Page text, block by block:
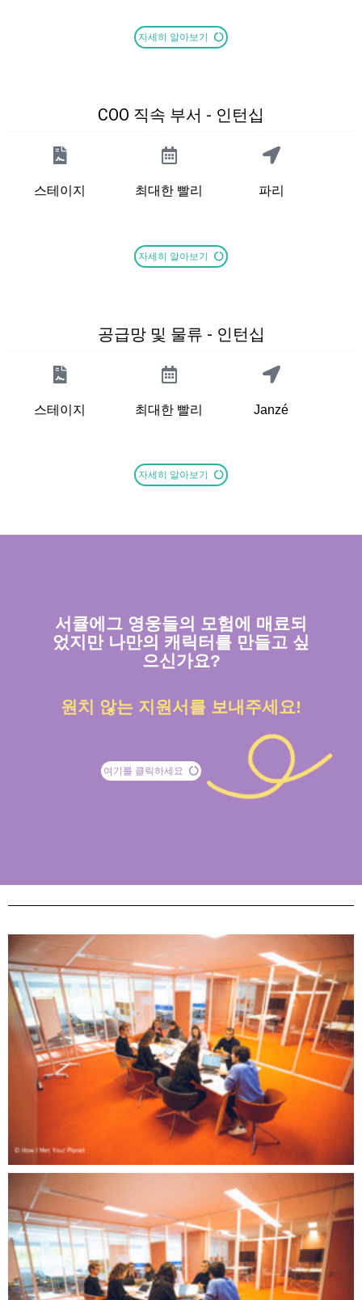
자세히 알아보기
COO 직속 부서 - 인턴십
스테이지 최대한 빨리 파리
자세히 알아보기
공급망 및 물류 - 인턴십
스테이지 최대한 빨리 Janzé
자세히 알아보기
서큘에그 영웅들의 모험에 매료되
었지만 나만의 캐릭터를 만들고 싶
으신가요?
원치 않는 지원서를 보내주세요!
여기를 클릭하세요